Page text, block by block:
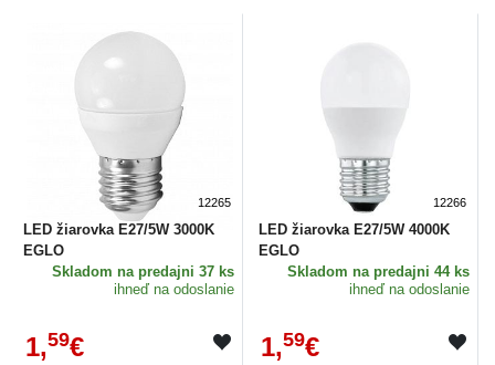
12265
LED žiarovka E27/5W 3000K
EGLO
Skladom na predajni 37 ks
ihneď na odoslanie
1,59€
12266
LED žiarovka E27/5W 4000K
EGLO
Skladom na predajni 44 ks
ihneď na odoslanie
1,59€